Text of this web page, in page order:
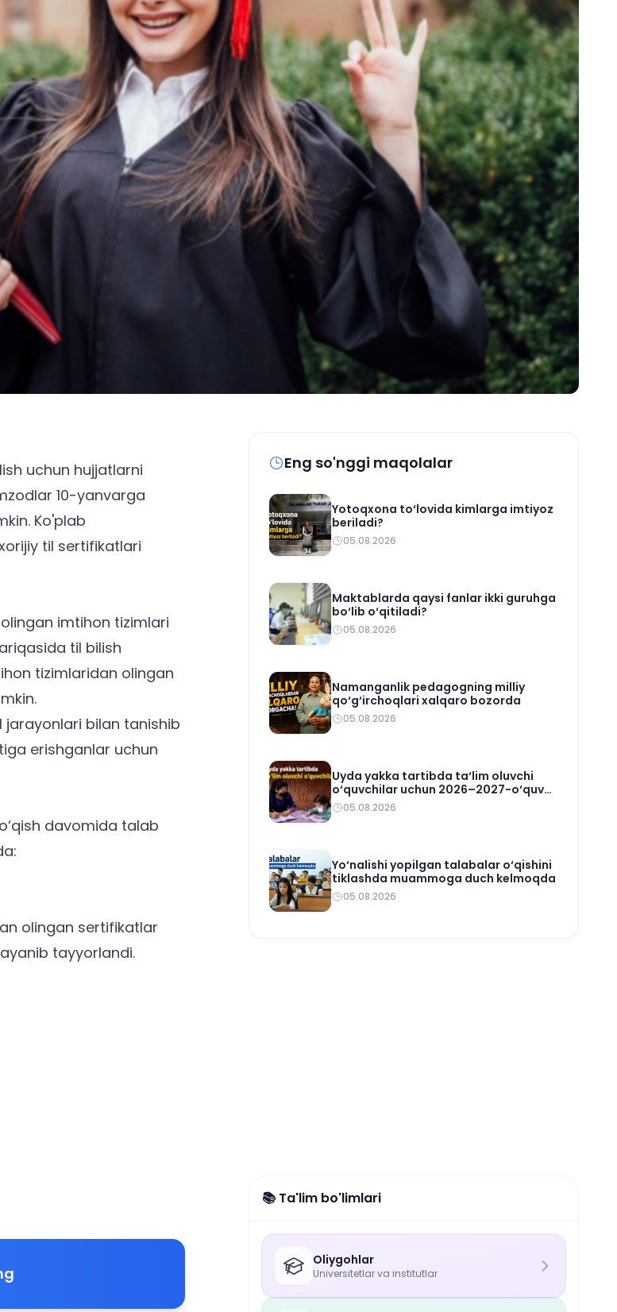
uchun hujjatlarni
10-yanvarga
Ko'plab
til sertifikatlari
imtihon tizimlari
til bilish
tizimlaridan olingan
jarayonlari bilan tanishib
erishganlar uchun
davomida talab
olingan sertifikatlar
tayyorlandi.
Eng so'nggi maqolalar
Yotoqxona to‘lovida kimlarga imtiyoz
beriladi?
05.08.2026
Maktablarda qaysi fanlar ikki guruhga
bo‘lib o‘qitiladi?
05.08.2026
Namanganlik pedagogning milliy
qo‘g‘irchoqlari xalqaro bozorda
05.08.2026
Uyda yakka tartibda ta‘lim oluvchi
o‘quvchilar uchun 2026–2027-o‘quv
rejasi tasdiqlandi
05.08.2026
Yo‘nalishi yopilgan talabalar o‘qishini
tiklashda muammoga duch kelmoqda
05.08.2026
📚 Ta'lim bo'limlari
Oliygohlar
Universitetlar va institutlar